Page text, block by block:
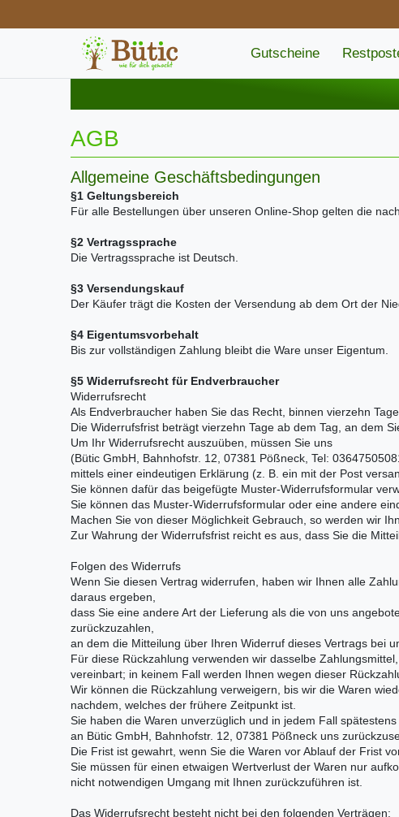
Gutscheine
AGB
Allgemeine Geschäftsbedingungen
§1 Geltungsbereich
Für alle Bestellungen über unseren Online-Shop gelten die
§2 Vertragssprache
Die Vertragssprache ist Deutsch.
§3 Versendungskauf
Der Käufer trägt die Kosten der Versendung ab dem Ort der
§4 Eigentumsvorbehalt
Bis zur vollständigen Zahlung bleibt die Ware unser Eigentum.
§5 Widerrufsrecht für Endverbraucher
Widerrufsrecht
Als Endverbraucher haben Sie das Recht, binnen vierzehn
Die Widerrufsfrist beträgt vierzehn Tage ab dem Tag, an dem
Um Ihr Widerrufsrecht auszuüben, müssen Sie uns
(Bütic GmbH, Bahnhofstr. 12, 07381 Pößneck, Tel:
mittels einer eindeutigen Erklärung (z. B. ein mit der Post
Sie können dafür das beigefügte Muster-Widerrufsformular
Sie können das Muster-Widerrufsformular oder eine andere
Machen Sie von dieser Möglichkeit Gebrauch, so werden wir
Zur Wahrung der Widerrufsfrist reicht es aus, dass Sie die
Folgen des Widerrufs
Wenn Sie diesen Vertrag widerrufen, haben wir Ihnen alle
daraus ergeben,
dass Sie eine andere Art der Lieferung als die von uns
zurückzuzahlen,
an dem die Mitteilung über Ihren Widerruf dieses Vertrags bei
Für diese Rückzahlung verwenden wir dasselbe
vereinbart; in keinem Fall werden Ihnen wegen dieser
Wir können die Rückzahlung verweigern, bis wir die Waren
nachdem, welches der frühere Zeitpunkt ist.
Sie haben die Waren unverzüglich und in jedem Fall
an Bütic GmbH, Bahnhofstr. 12, 07381 Pößneck uns
Die Frist ist gewahrt, wenn Sie die Waren vor Ablauf der Frist
Sie müssen für einen etwaigen Wertverlust der Waren nur
nicht notwendigen Umgang mit Ihnen zurückzuführen ist.
Das Widerrufsrecht besteht nicht bei den folgenden Verträgen: